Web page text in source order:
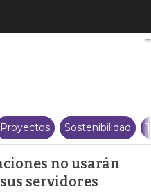
de las organizaciones
Proyectos Sostenibilidad
no usarán
servidores